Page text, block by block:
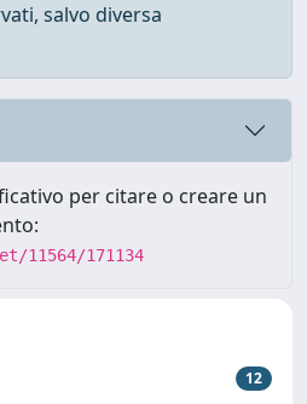
salvo diversa
per citare o creare un
11564/171134
12